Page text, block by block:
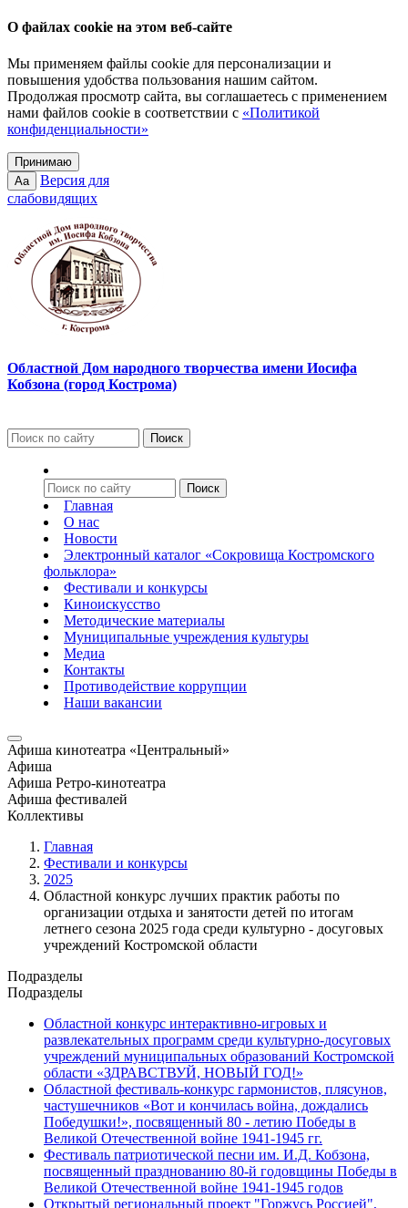
О файлах cookie на этом веб-сайте
Мы применяем файлы cookie для персонализации и
повышения удобства пользования нашим сайтом.
Продолжая просмотр сайта, вы соглашаетесь с применением
нами файлов cookie в соответствии с «Политикой
конфиденциальности»
Принимаю
Aa
Версия для
слабовидящих
Областной Дом народного творчества имени Иосифа
Кобзона (город Кострома)
Главная
О нас
Новости
Электронный каталог «Сокровища Костромского
фольклора»
Фестивали и конкурсы
Киноискусство
Методические материалы
Муниципальные учреждения культуры
Медиа
Контакты
Противодействие коррупции
Наши вакансии
Афиша кинотеатра «Центральный»
Афиша
Афиша Ретро-кинотеатра
Афиша фестивалей
Коллективы
Главная
Фестивали и конкурсы
2025
Областной конкурс лучших практик работы по
организации отдыха и занятости детей по итогам
летнего сезона 2025 года среди культурно - досуговых
учреждений Костромской области
Подразделы
Подразделы
Областной конкурс интерактивно-игровых и
развлекательных программ среди культурно-досуговых
учреждений муниципальных образований Костромской
области «ЗДРАВСТВУЙ, НОВЫЙ ГОД!»
Oбластной фестиваль-конкурс гармонистов, плясунов,
частушечников «Вот и кончилась война, дождались
Победушки!», посвященный 80 - летию Победы в
Великой Отечественной войне 1941-1945 гг.
Фестиваль патриотической песни им. И.Д. Кобзона,
посвященный празднованию 80-й годовщины Победы в
Великой Отечественной войне 1941-1945 годов
Открытый региональный проект "Горжусь Россией",